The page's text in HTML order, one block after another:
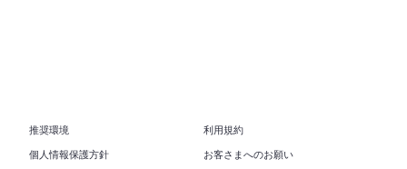
推奨環境 利用規約
個人情報保護方針 お客さまへのお願い